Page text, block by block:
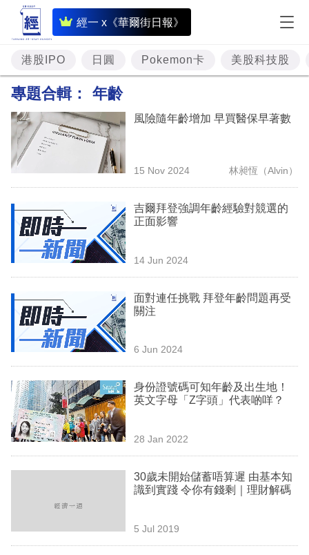
經一 x《華爾街日報》
即
時
財
經
題
資
理
業
科
技
職
場
生
港股IPO 日圓 Pokemon卡 美股科技股
專題合輯： 年齡
風險隨年齡增加 早買醫保早著數
15 Nov 2024 林昶恆（Alvin）
吉爾拜登強調年齡經驗對競選的
正面影響
14 Jun 2024
面對連任挑戰 拜登年齡問題再受
關注
6 Jun 2024
身份證號碼可知年齡及出生地！
英文字母「Z字頭」代表啲咩？
28 Jan 2022
30歲未開始儲蓄唔算遲 由基本知
識到實踐 令你有錢剩｜理財解碼
5 Jul 2019